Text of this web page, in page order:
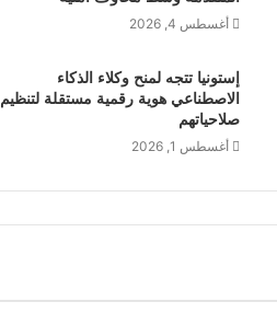
أغسطس 4, 2026
إستونيا تتجه لمنح وكلاء الذكاء
الاصطناعي هوية رقمية مستقلة لتنظيم
صلاحياتهم
أغسطس 1, 2026